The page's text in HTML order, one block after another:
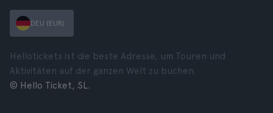
DEU (EUR)
Hellotickets ist die beste Adresse, um Touren und
Aktivitäten auf der ganzen Welt zu buchen.
© Hello Ticket, SL.